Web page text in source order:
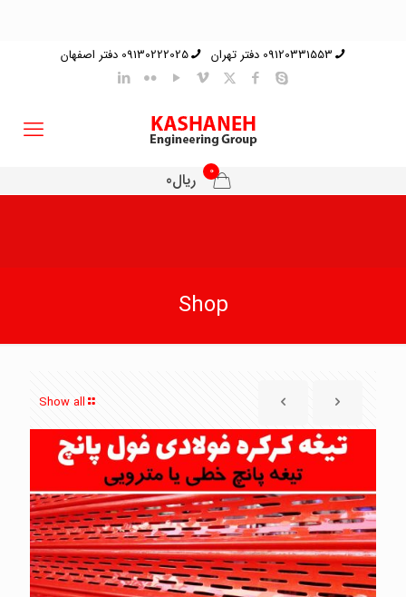
09120331553 دفتر تهران 09130222025 دفتر اصفهان
0 ریال0
Shop
Show all